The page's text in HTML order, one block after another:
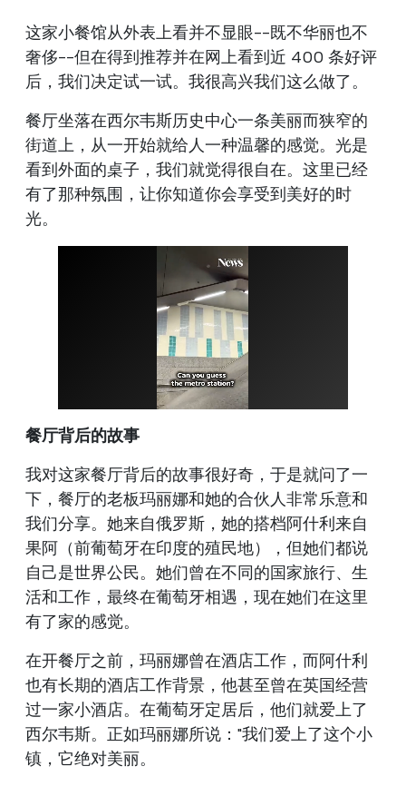
这家小餐馆从外表上看并不显眼--既不华丽也不
奢侈--但在得到推荐并在网上看到近 400 条好评
后，我们决定试一试。我很高兴我们这么做了。
餐厅坐落在西尔韦斯历史中心一条美丽而狭窄的
街道上，从一开始就给人一种温馨的感觉。光是
看到外面的桌子，我们就觉得很自在。这里已经
有了那种氛围，让你知道你会享受到美好的时
光。
餐厅背后的故事
我对这家餐厅背后的故事很好奇，于是就问了一
下，餐厅的老板玛丽娜和她的合伙人非常乐意和
我们分享。她来自俄罗斯，她的搭档阿什利来自
果阿（前葡萄牙在印度的殖民地），但她们都说
自己是世界公民。她们曾在不同的国家旅行、生
活和工作，最终在葡萄牙相遇，现在她们在这里
有了家的感觉。
在开餐厅之前，玛丽娜曾在酒店工作，而阿什利
也有长期的酒店工作背景，他甚至曾在英国经营
过一家小酒店。在葡萄牙定居后，他们就爱上了
西尔韦斯。正如玛丽娜所说："我们爱上了这个小
镇，它绝对美丽。